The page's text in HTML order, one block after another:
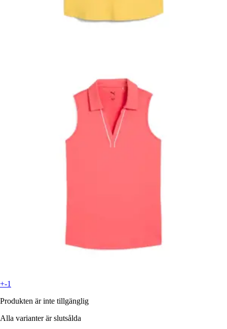
+-1
Produkten är inte tillgänglig
Alla varianter är slutsålda